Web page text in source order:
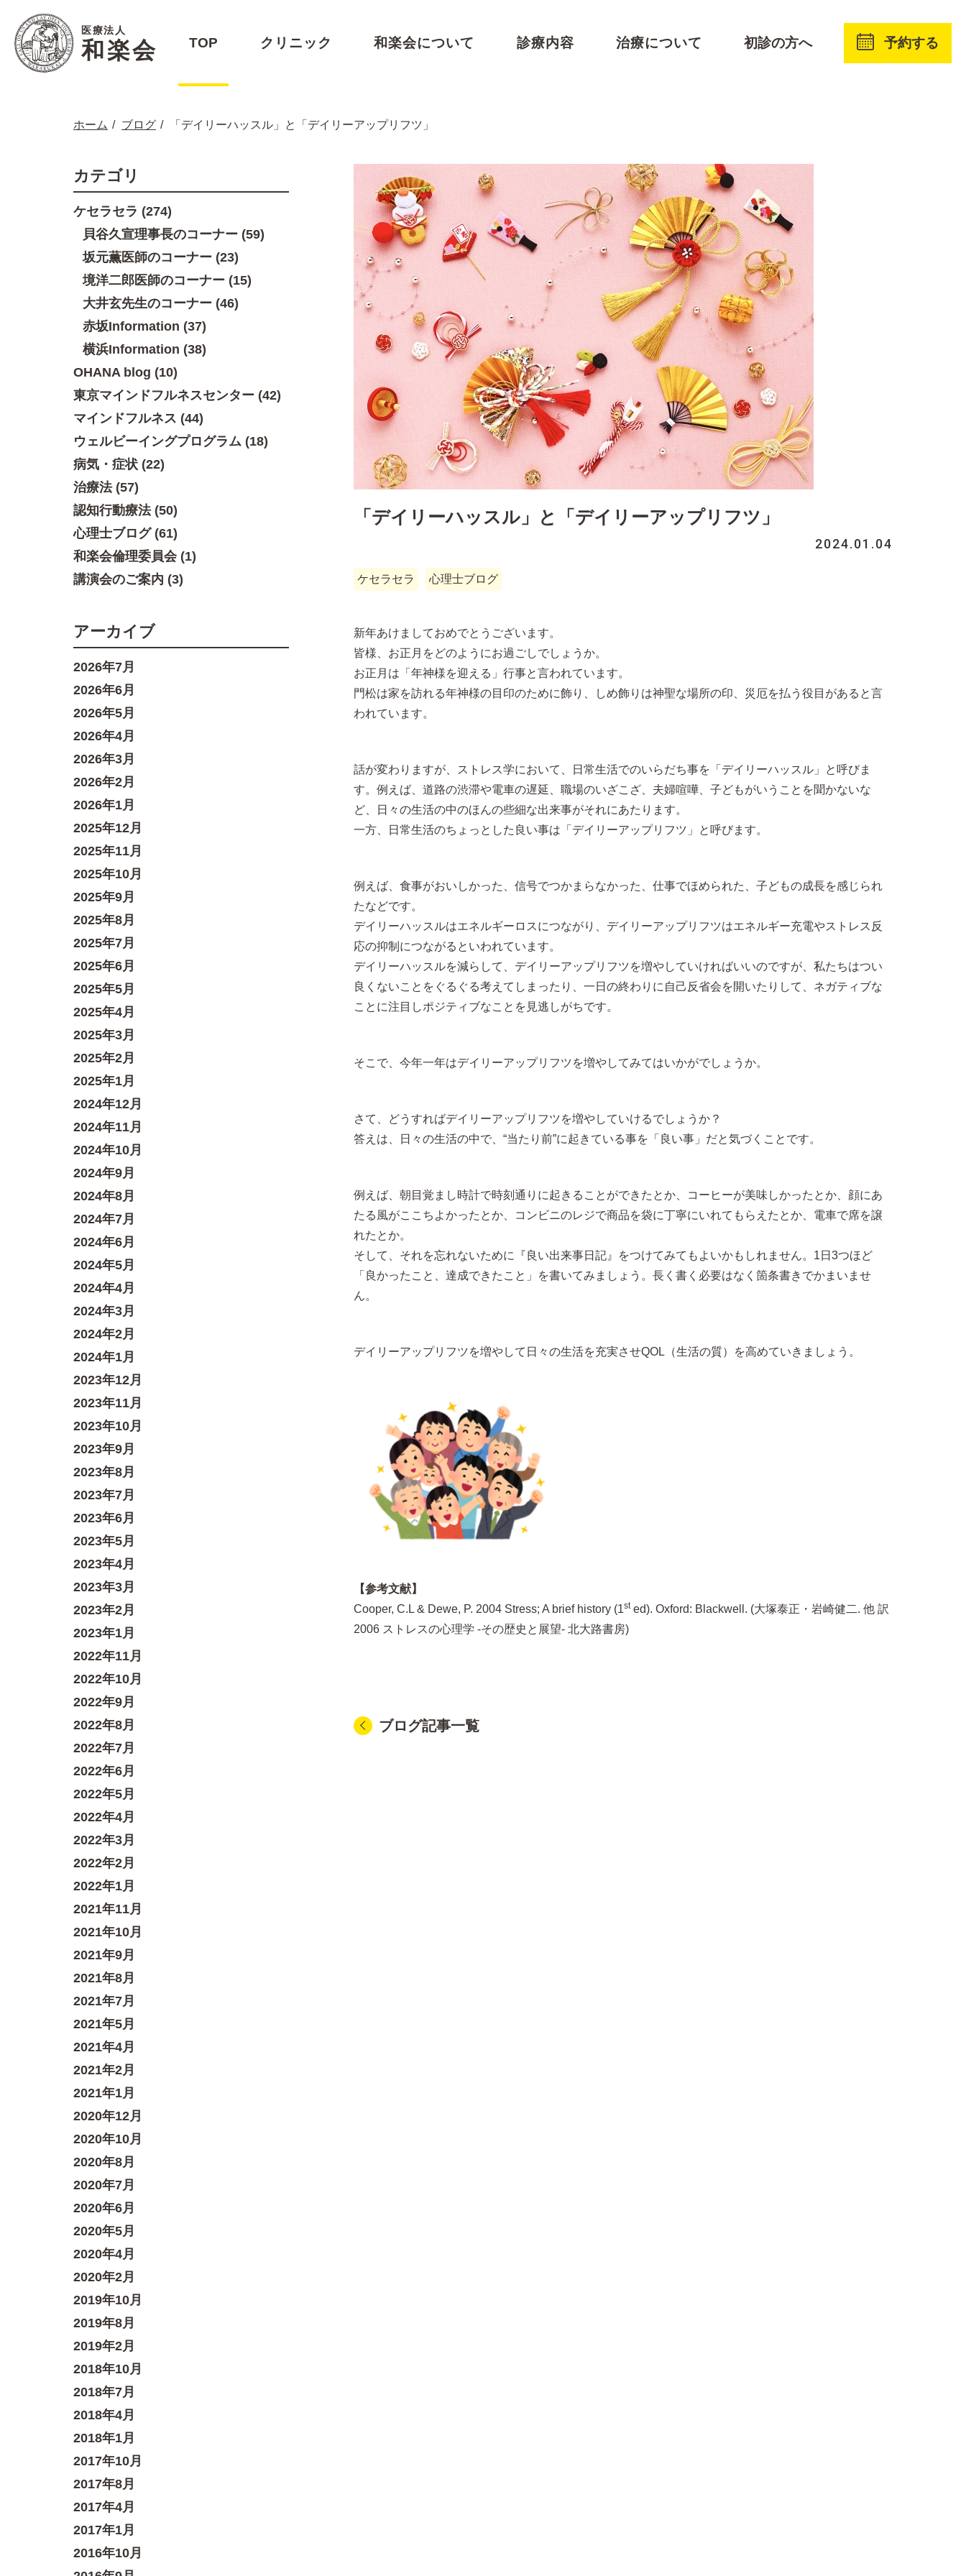
医療法人
和楽会 TOP クリニック 和楽会について 診療内容 治療について 初診の方へ 予約する
ホーム ブログ 「デイリーハッスル」と「デイリーアップリフツ」
「デイリーハッスル」と「デイリーアップリフツ」
2024.01.04
ケセラセラ 心理士ブログ
新年あけましておめでとうございます。
皆様、お正月をどのようにお過ごしでしょうか。
お正月は「年神様を迎える」行事と言われています。
門松は家を訪れる年神様の目印のために飾り、しめ飾りは神聖な場所の印、災厄を払う役目があると言
われています。
話が変わりますが、ストレス学において、日常生活でのいらだち事を「デイリーハッスル」と呼びま
す。例えば、道路の渋滞や電車の遅延、職場のいざこざ、夫婦喧嘩、子どもがいうことを聞かないな
ど、日々の生活の中のほんの些細な出来事がそれにあたります。
一方、日常生活のちょっとした良い事は「デイリーアップリフツ」と呼びます。
例えば、食事がおいしかった、信号でつかまらなかった、仕事でほめられた、子どもの成長を感じられ
たなどです。
デイリーハッスルはエネルギーロスにつながり、デイリーアップリフツはエネルギー充電やストレス反
応の抑制につながるといわれています。
デイリーハッスルを減らして、デイリーアップリフツを増やしていければいいのですが、私たちはつい
良くないことをぐるぐる考えてしまったり、一日の終わりに自己反省会を開いたりして、ネガティブな
ことに注目しポジティブなことを見逃しがちです。
そこで、今年一年はデイリーアップリフツを増やしてみてはいかがでしょうか。
さて、どうすればデイリーアップリフツを増やしていけるでしょうか？
答えは、日々の生活の中で、“当たり前”に起きている事を「良い事」だと気づくことです。
例えば、朝目覚まし時計で時刻通りに起きることができたとか、コーヒーが美味しかったとか、顔にあ
たる風がここちよかったとか、コンビニのレジで商品を袋に丁寧にいれてもらえたとか、電車で席を譲
れたとか。
そして、それを忘れないために『良い出来事日記』をつけてみてもよいかもしれません。1日3つほど
「良かったこと、達成できたこと」を書いてみましょう。長く書く必要はなく箇条書きでかまいませ
ん。
デイリーアップリフツを増やして日々の生活を充実させQOL（生活の質）を高めていきましょう。
【参考文献】
Cooper, C.L & Dewe, P. 2004 Stress; A brief history (1sted). Oxford: Blackwell. (大塚泰正・岩崎健二. 他 訳
2006 ストレスの心理学 -その歴史と展望- 北大路書房)
ブログ記事一覧
カテゴリ
ケセラセラ (274)
貝谷久宣理事長のコーナー (59)
坂元薫医師のコーナー (23)
境洋二郎医師のコーナー (15)
大井玄先生のコーナー (46)
赤坂Information (37)
横浜Information (38)
OHANA blog (10)
東京マインドフルネスセンター (42)
マインドフルネス (44)
ウェルビーイングプログラム (18)
病気・症状 (22)
治療法 (57)
認知行動療法 (50)
心理士ブログ (61)
和楽会倫理委員会 (1)
講演会のご案内 (3)
アーカイブ
2026年7月
2026年6月
2026年5月
2026年4月
2026年3月
2026年2月
2026年1月
2025年12月
2025年11月
2025年10月
2025年9月
2025年8月
2025年7月
2025年6月
2025年5月
2025年4月
2025年3月
2025年2月
2025年1月
2024年12月
2024年11月
2024年10月
2024年9月
2024年8月
2024年7月
2024年6月
2024年5月
2024年4月
2024年3月
2024年2月
2024年1月
2023年12月
2023年11月
2023年10月
2023年9月
2023年8月
2023年7月
2023年6月
2023年5月
2023年4月
2023年3月
2023年2月
2023年1月
2022年11月
2022年10月
2022年9月
2022年8月
2022年7月
2022年6月
2022年5月
2022年4月
2022年3月
2022年2月
2022年1月
2021年11月
2021年10月
2021年9月
2021年8月
2021年7月
2021年5月
2021年4月
2021年2月
2021年1月
2020年12月
2020年10月
2020年8月
2020年7月
2020年6月
2020年5月
2020年4月
2020年2月
2019年10月
2019年8月
2019年2月
2018年10月
2018年7月
2018年4月
2018年1月
2017年10月
2017年8月
2017年4月
2017年1月
2016年10月